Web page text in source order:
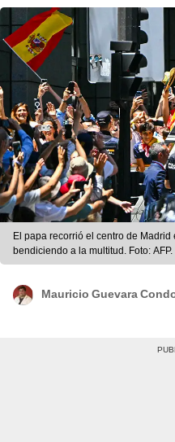
El papa recorrió el centro de
bendiciendo a la multitud. Foto: AFP.
Mauricio Guevara